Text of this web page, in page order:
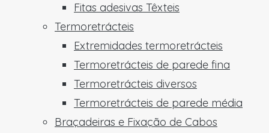
Fitas adesivas Têxteis
Termoretrácteis
Extremidades termoretrácteis
Termoretrácteis de parede fina
Termoretrácteis diversos
Termoretrácteis de parede média
Braçadeiras e Fixação de Cabos